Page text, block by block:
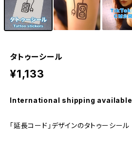
タトゥーシール
¥1,133
International shipping available
「延長コード」デザインのタトゥーシール